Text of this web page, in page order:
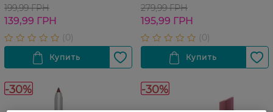
199,99 ГРН
139,99 ГРН
279,99 ГРН
195,99 ГРН
-30% -30%